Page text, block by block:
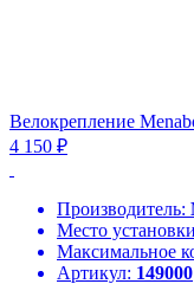
Велокрепление
4 150 ₽
Производитель:
Место
Максимальное
Артикул: 149000